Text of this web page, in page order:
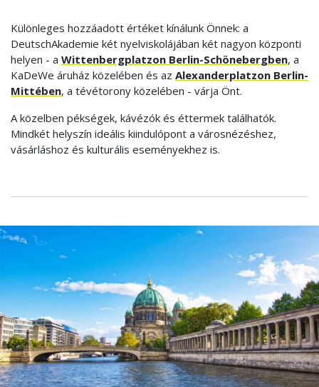
Különleges hozzáadott értéket kínálunk Önnek: a
DeutschAkademie két nyelviskolájában két nagyon központi
helyen - a Wittenbergplatzon Berlin-Schönebergben, a
KaDeWe áruház közelében és az Alexanderplatzon Berlin-
Mittében, a tévétorony közelében - várja Önt.
A közelben pékségek, kávézók és éttermek találhatók.
Mindkét helyszín ideális kiindulópont a városnézéshez,
vásárláshoz és kulturális eseményekhez is.